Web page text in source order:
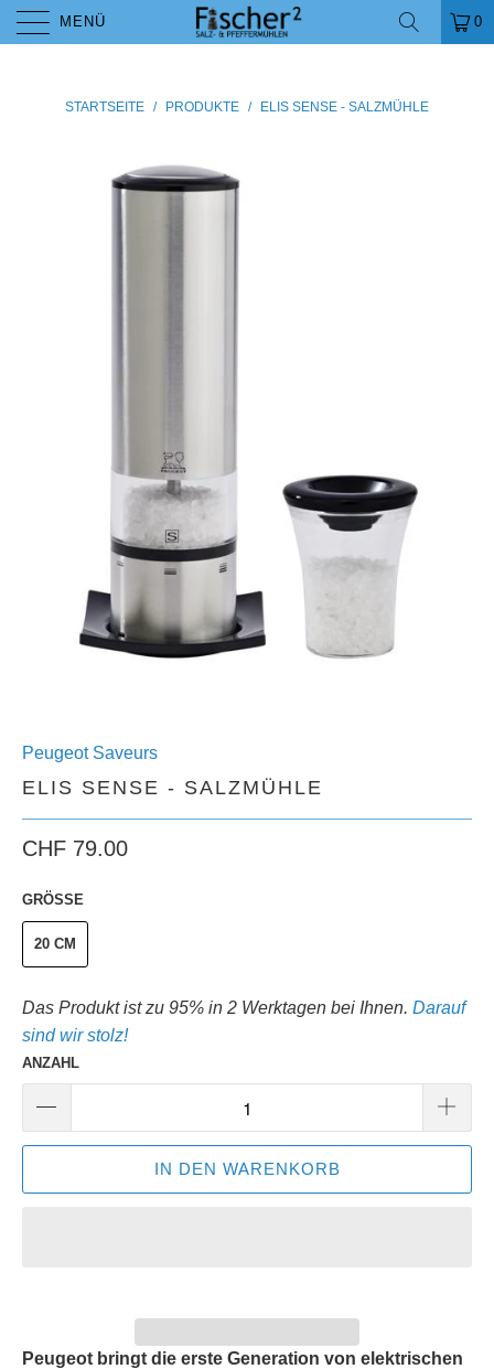
MENÜ 0
STARTSEITE / PRODUKTE / ELIS SENSE - SALZMÜHLE
Peugeot Saveurs
ELIS SENSE - SALZMÜHLE
CHF 79.00
GRÖSSE
20 CM
Das Produkt ist zu 95% in 2 Werktagen bei Ihnen. Darauf
sind wir stolz!
ANZAHL
IN DEN WARENKORB
Peugeot bringt die erste Generation von elektrischen